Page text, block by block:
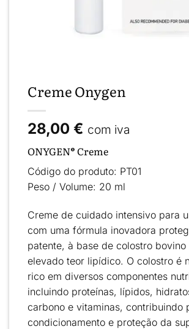
Creme Onygen
28,00 € com iva
ONYGEN® Creme
Código do produto: PT01
Peso / Volume: 20 ml
Creme de cuidado intensivo para
com uma fórmula inovadora
patente, à base de colostro bovino
elevado teor lipídico. O colostro é
rico em diversos componentes
incluindo proteínas, lípidos,
carbono e vitaminas, contribuindo
condicionamento e proteção da